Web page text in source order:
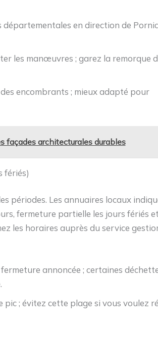
en direction de
les manœuvres ; garez la remorque
encombrants ; mieux adapté pour
façades architecturales durables
fériés)
périodes. Les annuaires locaux
fermeture partielle les jours fériés
les horaires auprès du service
annoncée ; certaines
pic ; évitez cette plage si vous voulez